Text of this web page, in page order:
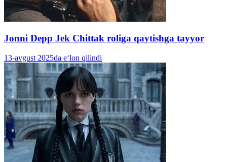
Jonni Depp Jek Chittak roliga qaytishga tayyor
13-avgust 2025da e‘lon qilindi